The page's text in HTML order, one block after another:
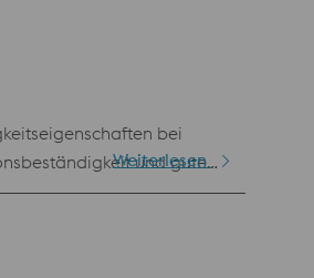
bei
und gute
Stabstahl.
Weiterlesen